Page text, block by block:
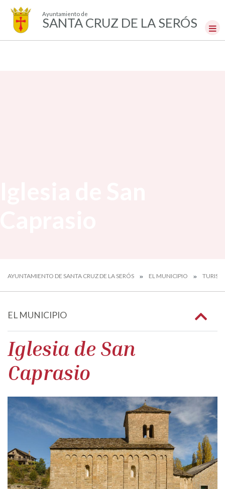
Ayuntamiento de
SANTA CRUZ DE LA SERÓS
AYUNTAMIENTO DE SANTA CRUZ DE LA SERÓS EL MUNICIPIO
EL MUNICIPIO
Iglesia de San
Caprasio